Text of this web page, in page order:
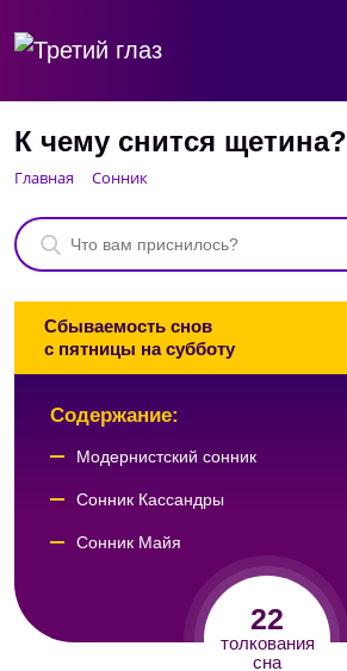
К чему снится щетина?
Главная Сонник
Сбываемость снов
с пятницы на субботу
22
толкования
сна
Содержание:
Модернистский сонник
Сонник Кассандры
Сонник Майя
Сонник Симеона Прозорова